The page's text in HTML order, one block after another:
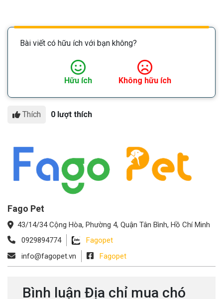
Bài viết có hữu ích với bạn không?
Hữu ích Không hữu ích
Thích 0 lượt thích
Fago Pet
43/14/34 Cộng Hòa, Phường 4, Quận Tân Bình, Hồ Chí Minh
0929894774
Fagopet
info@fagopet.vn
Fagopet
Bình luận Địa chỉ mua chó